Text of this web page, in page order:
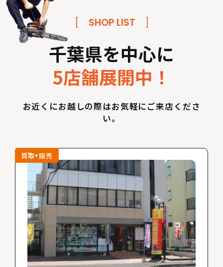
SHOP LIST
千葉県を中心に
5店舗展開中！
お近くにお越しの際はお気軽にご来店くださ
い。
買取+販売